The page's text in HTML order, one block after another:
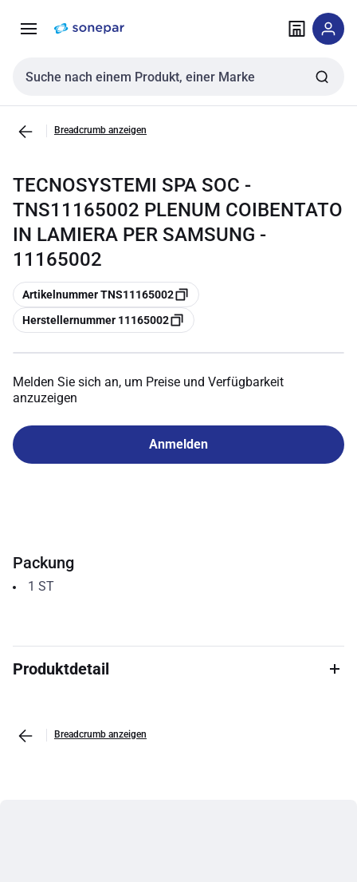
NavigationInhalt
Sucheingabe
Breadcrumb anzeigen
TECNOSYSTEMI SPA SOC -
TNS11165002 PLENUM COIBENTATO
IN LAMIERA PER SAMSUNG -
11165002
Kopieren
Artikelnummer TNS11165002
Kopieren
Herstellernummer 11165002
Melden Sie sich an, um Preise und Verfügbarkeit
anzuzeigen
Anmelden
Packung
1 ST
Produktdetail
Breadcrumb anzeigen